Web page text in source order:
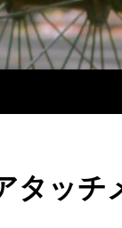
タッチ